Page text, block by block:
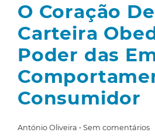
O Coração
Carteira
Poder das
Consumidor
António Oliveira Sem comentários